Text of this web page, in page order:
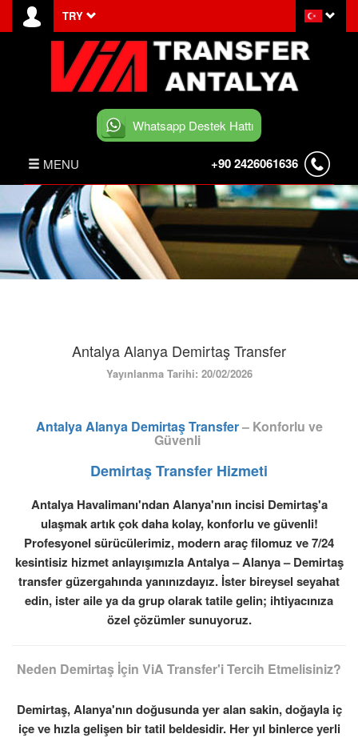
TRY
Whatsapp Destek Hattı
MENU +90 2426061636
ANASAYFA
HABERLER
BELEK TRANSFER
ÜYE GİRİŞİ / KAYIT
Antalya Alanya Demirtaş Transfer
Yayınlanma Tarihi: 20/02/2026
Antalya Alanya Demirtaş Transfer– Konforlu ve
Güvenli
Demirtaş Transfer Hizmeti
Antalya Havalimanı'ndan Alanya'nın incisi Demirtaş'a
ulaşmak artık çok daha kolay, konforlu ve güvenli!
Profesyonel sürücülerimiz, modern araç filomuz ve 7/24
kesintisiz hizmet anlayışımızla Antalya – Alanya – Demirtaş
transfer güzergahında yanınızdayız. İster bireysel seyahat
edin, ister aile ya da grup olarak tatile gelin; ihtiyacınıza
özel çözümler sunuyoruz.
Neden Demirtaş İçin ViA Transfer'i Tercih Etmelisiniz?
Demirtaş, Alanya'nın doğusunda yer alan sakin, doğayla iç
içe ve hızla gelişen bir tatil beldesidir. Her yıl binlerce yerli